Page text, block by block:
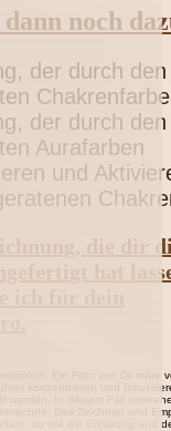
noch
der durch den
der durch den
Aurafarben
und
die dir
hat
Ein Foto von Dir wäre
konzentrieren und
werden. In diesem Fall
Das Zeichnen und
so wie die Erklärung und